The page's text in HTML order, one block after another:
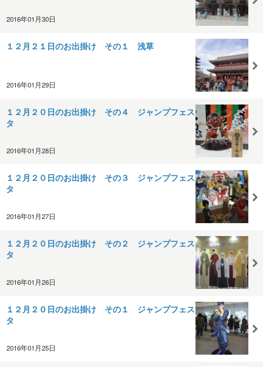
2016年01月30日
１２月２１日のお出掛け その１ 浅草
2016年01月29日
１２月２０日のお出掛け その４ ジャンプフェス
タ
2016年01月28日
１２月２０日のお出掛け その３ ジャンプフェス
タ
2016年01月27日
１２月２０日のお出掛け その２ ジャンプフェス
タ
2016年01月26日
１２月２０日のお出掛け その１ ジャンプフェス
タ
2016年01月25日